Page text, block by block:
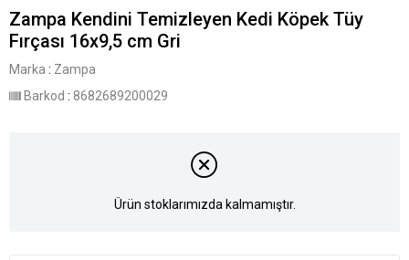
Zampa Kendini Temizleyen Kedi Köpek Tüy
Fırçası 16x9,5 cm Gri
Marka : Zampa
Barkod : 8682689200029
Ürün stoklarımızda kalmamıştır.